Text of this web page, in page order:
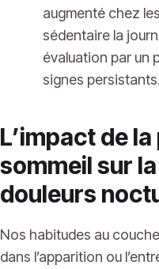
augmenté chez
sédentaire la
évaluation par un
signes persistants.
L’impact de
sommeil sur
douleurs
Nos habitudes au
dans l’apparition ou